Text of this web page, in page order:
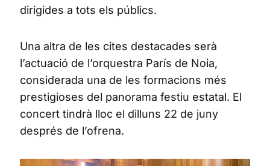
dirigides a tots els públics.
Una altra de les cites destacades serà
l’actuació de l’orquestra París de Noia,
considerada una de les formacions més
prestigioses del panorama festiu estatal. El
concert tindrà lloc el dilluns 22 de juny
després de l’ofrena.